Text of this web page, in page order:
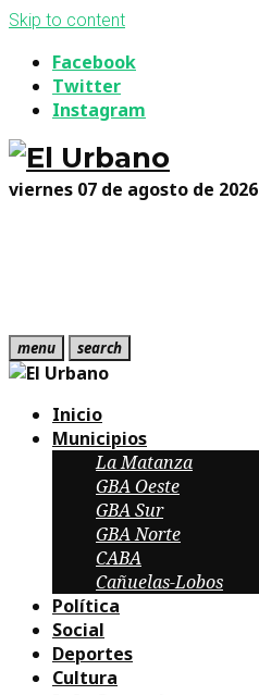
Skip to content
Facebook
Twitter
Instagram
viernes 07 de agosto de 2026
menu search
Inicio
Municipios
La Matanza
GBA Oeste
GBA Sur
GBA Norte
CABA
Cañuelas-Lobos
Política
Social
Deportes
Cultura